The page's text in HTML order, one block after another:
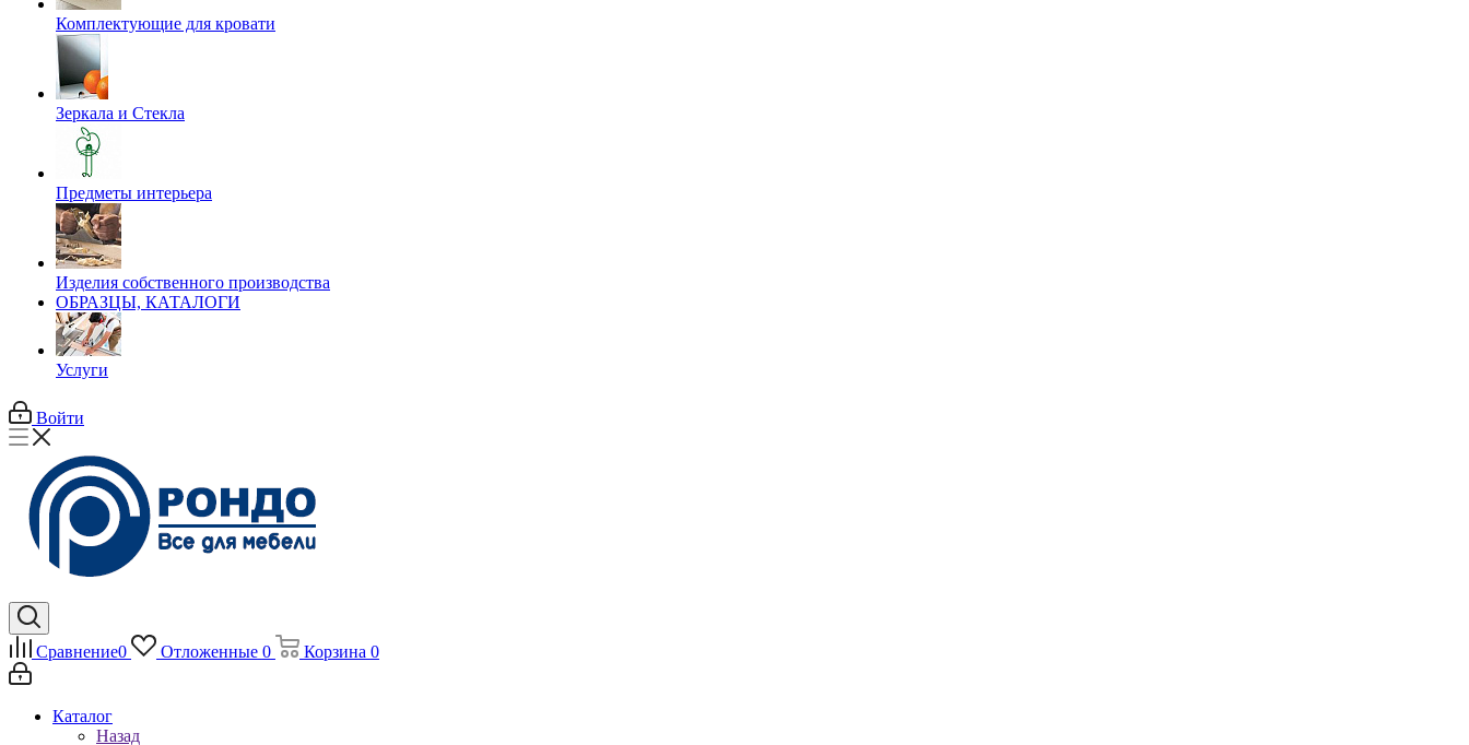
Комплектующие для кровати
Зеркала и Стекла
Предметы интерьера
Изделия собственного производства
ОБРАЗЦЫ, КАТАЛОГИ
Услуги
Войти
Сравнение0 Отложенные 0 Корзина 0
Каталог
Назад